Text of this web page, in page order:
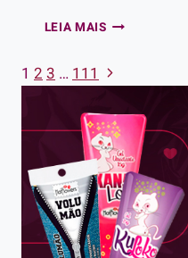
LEIA MAISRANKING
OS
PRODUTOS
MAIS
VENDIDOS
DA
MIESS
EM
JUNHO
DE
Navegação
Página
1 2 3 … 111 Página